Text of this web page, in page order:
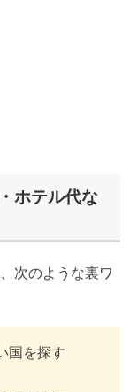
ホテル代な
次のような裏ワ
国を探す